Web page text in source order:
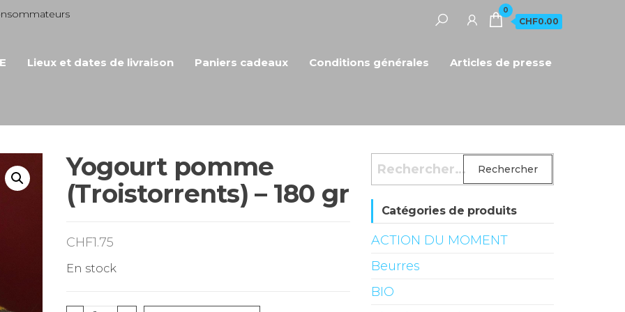
0
CHF0.00
Lieux et dates de livraison Paniers cadeaux Conditions générales Articles de presse
Yogourt pomme
(Troistorrents) – 180 gr
CHF1.75
En stock
Rechercher :
Catégories de produits
ACTION DU MOMENT
Beurres
BIO